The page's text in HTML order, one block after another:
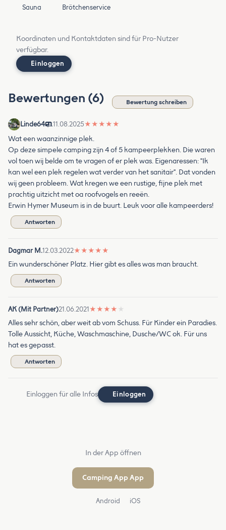
Sauna Brötchenservice
Koordinaten und Kontaktdaten sind für Pro-Nutzer
verfügbar.
Einloggen
Bewertungen (6) Bewertung schreiben
Linde64 11.08.2025★ ★ ★ ★ ★
Wat een waanzinnige plek.
Op deze simpele camping zijn 4 of 5 kampeerplekken. Die waren
vol toen wij belde om te vragen of er plek was. Eigenaressen: "Ik
kan wel een plek regelen wat verder van het sanitair". Dat vonden
wij geen probleem. Wat kregen we een rustige, fijne plek met
prachtig uitzicht met oa roofvogels en reeën.
Erwin Hymer Museum is in de buurt. Leuk voor alle kampeerders!
Antworten
Dagmar M.12.03.2022★ ★ ★ ★ ★
Ein wunderschöner Platz. Hier gibt es alles was man braucht.
Antworten
AK (Mit Partner)21.06.2021★ ★ ★ ★ ★
Alles sehr schön, aber weit ab vom Schuss. Für Kinder ein Paradies.
Tolle Aussicht, Küche, Waschmaschine, Dusche/WC ok. Für uns
hat es gepasst.
Antworten
Einloggen für alle Infos Einloggen
In der App öffnen
Camping App App
Android iOS